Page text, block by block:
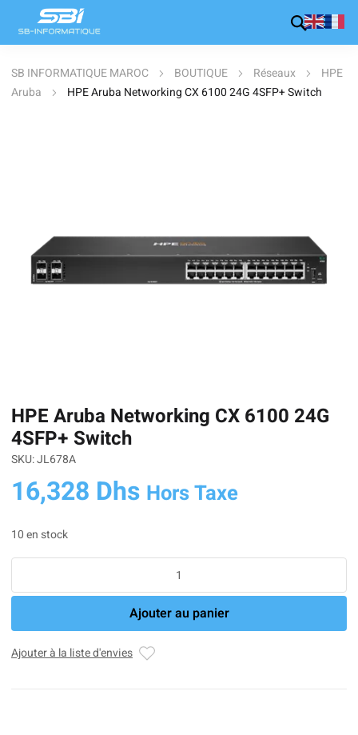
SB INFORMATIQUE MAROC BOUTIQUE Réseaux
HPE
Aruba
HPE Aruba Networking CX 6100 24G 4SFP+ Switch
HPE Aruba Networking CX 6100 24G
4SFP+ Switch
SKU: JL678A
16,328 Dhs Hors Taxe
10 en stock
HPE
Networking
CX
Ajouter au panier
Ajouter à la liste d'envies